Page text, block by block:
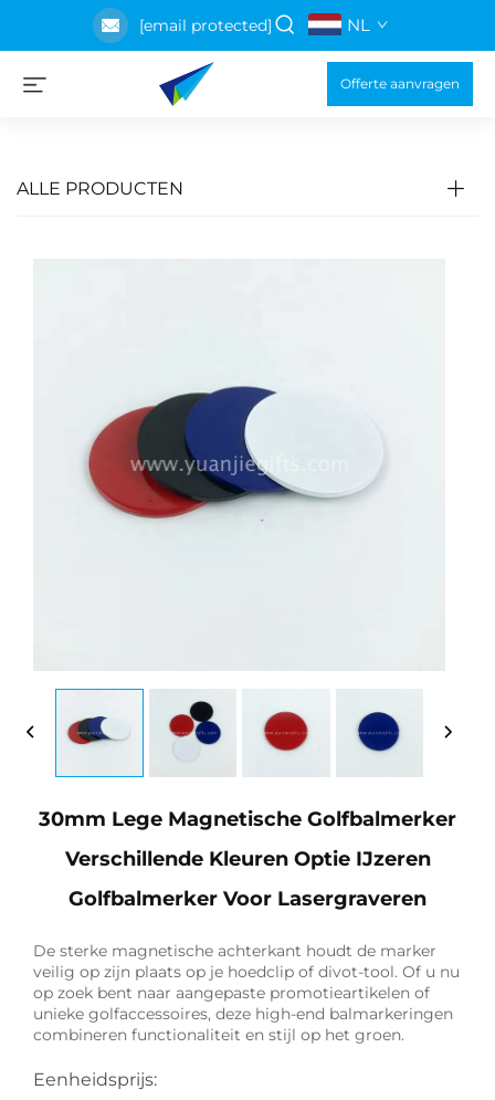
[email protected] NL
Offerte aanvragen
ALLE PRODUCTEN
30mm Lege Magnetische Golfbalmerker
Verschillende Kleuren Optie IJzeren
Golfbalmerker Voor Lasergraveren
De sterke magnetische achterkant houdt de marker
veilig op zijn plaats op je hoedclip of divot-tool. Of u nu
op zoek bent naar aangepaste promotieartikelen of
unieke golfaccessoires, deze high-end balmarkeringen
combineren functionaliteit en stijl op het groen.
Eenheidsprijs: